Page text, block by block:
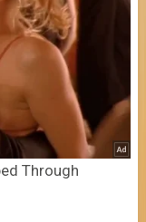
Through